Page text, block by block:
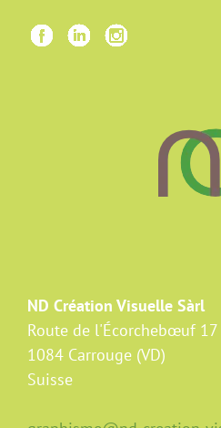
ND Création Visuelle Sàrl
Route de l'Écorchebœuf 17
1084 Carrouge (VD)
Suisse